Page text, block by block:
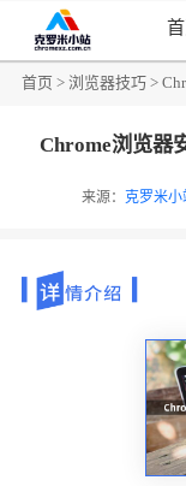
首页 >浏览器技巧 >
Chrome浏览器
来源：克罗米小